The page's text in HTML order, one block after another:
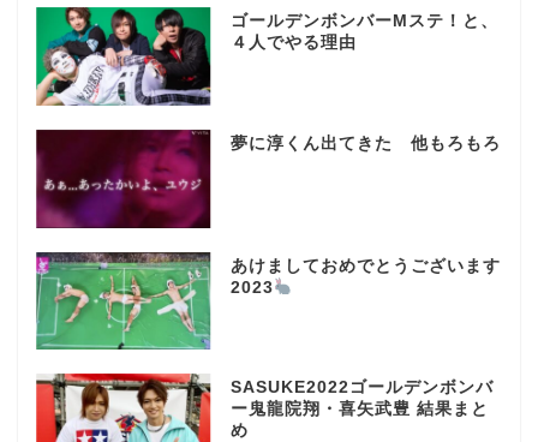
ゴールデンボンバーMステ！と、
４人でやる理由
夢に淳くん出てきた 他もろもろ
あけましておめでとうございます
2023
SASUKE2022ゴールデンボンバ
ー鬼龍院翔・喜矢武豊 結果まと
め